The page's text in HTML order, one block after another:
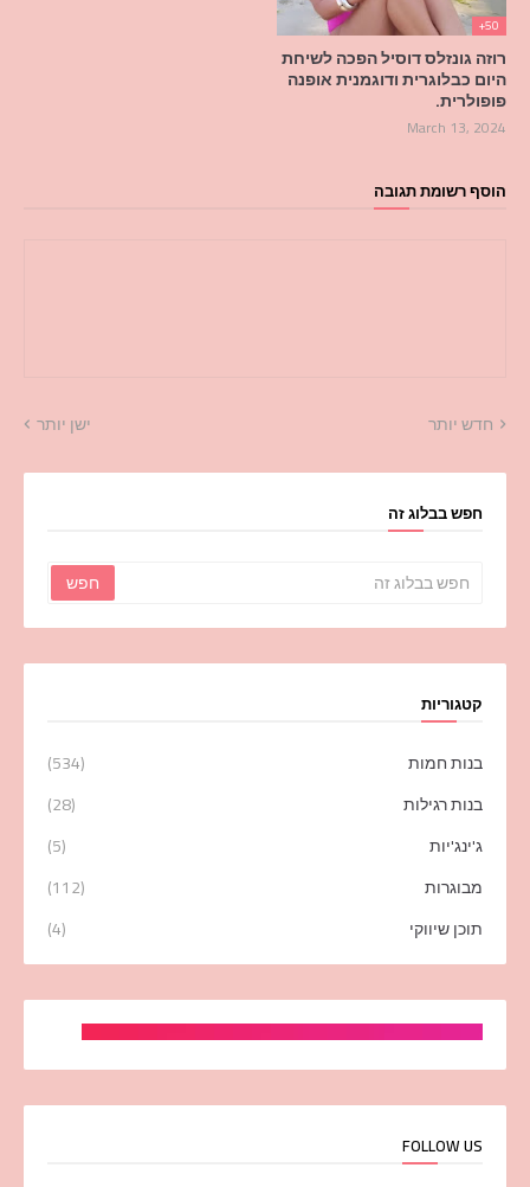
50+
רוזה גונזלס דוסיל הפכה לשיחת
היום כבלוגרית ודוגמנית אופנה
פופולרית.
March 13, 2024
הוסף רשומת תגובה
חדש יותר ישן יותר
חפש בבלוג זה
קטגוריות
בנות חמות
(534)
בנות רגילות
(28)
ג'ינג'יות
(5)
מבוגרות
(112)
תוכן שיווקי
(4)
FOLLOW US